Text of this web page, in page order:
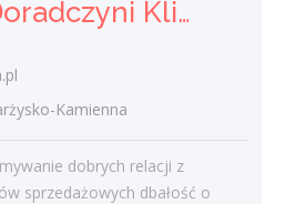
Doradca / Doradczyni Klienta (bankowość)
Kamienna
dobrych relacji z
sprzedażowych dbałość o